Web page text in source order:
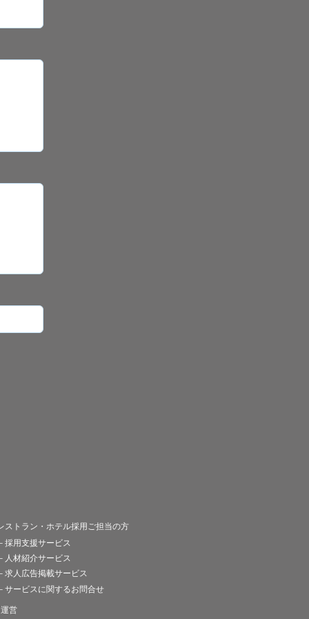
ストラン・ホテル採用ご担当の方
採用支援サービス
人材紹介サービス
求人広告掲載サービス
サービスに関するお問合せ
運営